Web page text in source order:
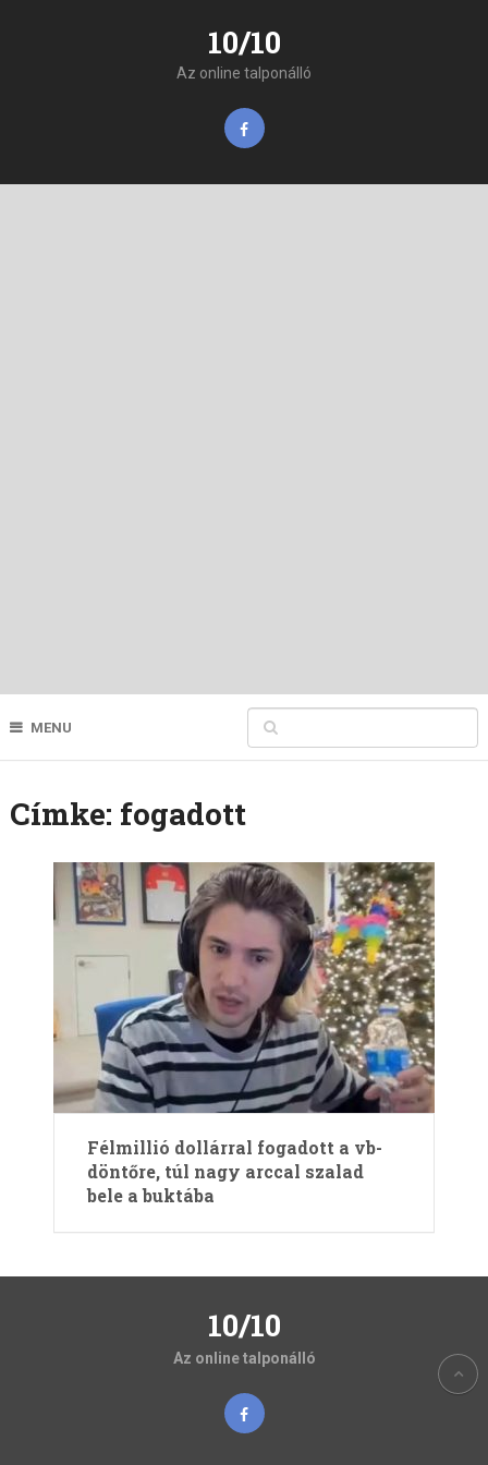
10/10
Az online talponálló
MENU
Címke: fogadott
Félmillió dollárral fogadott a vb-
döntőre, túl nagy arccal szalad
bele a buktába
10/10
Az online talponálló